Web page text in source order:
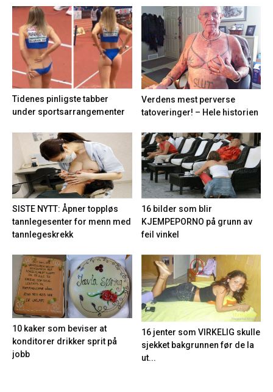
Tidenes pinligste tabber
under sportsarrangementer
Verdens mest perverse
tatoveringer! – Hele historien
SISTE NYTT: Åpner toppløs
tannlegesenter for menn med
tannlegeskrekk
16 bilder som blir
KJEMPEPORNO på grunn av
feil vinkel
10 kaker som beviser at
konditorer drikker sprit på
jobb
16 jenter som VIRKELIG skulle
sjekket bakgrunnen før de la
ut...